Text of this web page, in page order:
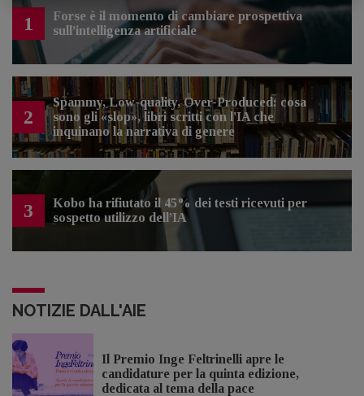
1
Forse è il momento di cambiare prospettiva
sull’intelligenza artificiale
2
Spammy, Low-quality, Over-Produced: cosa
sono gli «slop», libri scritti con l'IA che
inquinano la narrativa di genere
3
Kobo ha rifiutato il 45% dei testi ricevuti per
sospetto utilizzo dell’IA
NOTIZIE DALL'AIE
Il Premio Inge Feltrinelli apre le
candidature per la quinta edizione,
dedicata al tema della pace